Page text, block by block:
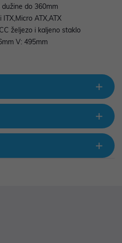
do 360mm
ATX,ATX
željezo i kaljeno staklo
V: 495mm